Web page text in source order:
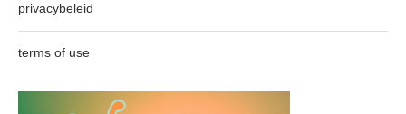
privacybeleid
terms of use